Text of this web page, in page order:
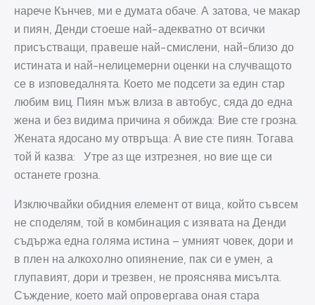
нарече Кънчев, ми е думата обаче. А затова, че макар
и пиян, Денди стоеше най-адекватно от всички
присъстващи, правеше най-смислени, най-близо до
истината и най-нелицемерни оценки на случващото
се в изповедалнята. Което ме подсети за един стар
любим виц. Пиян мъж влиза в автобус, сяда до една
жена и без видима причина я обижда: Вие сте грозна.
Жената ядосано му отвръща: А вие сте пиян. Тогава
той й казва: Утре аз ще изтрезнея, но вие ще си
останете грозна.
Изключвайки обидния елемент от вица, който съвсем
не споделям, той в комбинация с изявата на Денди
съдържа една голяма истина – умният човек, дори и
в плен на алкохолно опиянение, пак си е умен, а
глупавият, дори и трезвен, не прояснява мисълта.
Съждение, което май опровергава оная стара